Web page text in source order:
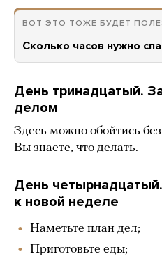
ВОТ ЭТО ТОЖЕ БУДЕТ
Сколько часов нужно
День тринадцатый.
делом
Здесь можно обойтись
Вы знаете, что делать.
День
к новой неделе
Наметьте план дел;
Приготовьте еды;